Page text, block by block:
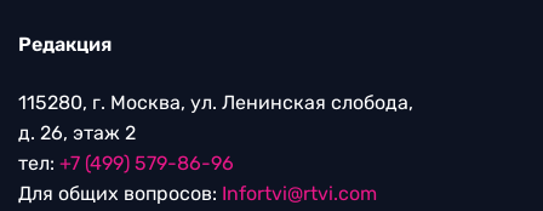
Редакция
115280, г. Москва, ул. Ленинская слобода,
д. 26, этаж 2
тел: +7 (499) 579-86-96
Для общих вопросов: Infortvi@rtvi.com